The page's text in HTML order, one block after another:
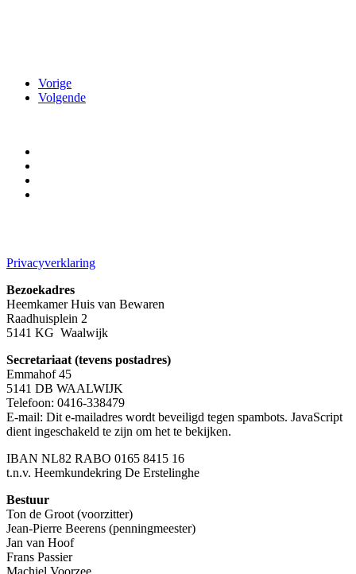
Vorige
Volgende
Privacyverklaring
Bezoekadres
Heemkamer Huis van Bewaren
Raadhuisplein 2
5141 KG Waalwijk
Secretariaat (tevens postadres)
Emmahof 45
5141 DB WAALWIJK
Telefoon: 0416-338479
E-mail: Dit e-mailadres wordt beveiligd tegen spambots. JavaScript
dient ingeschakeld te zijn om het te bekijken.
IBAN NL82 RABO 0165 8415 16
t.n.v. Heemkundekring De Erstelinghe
Bestuur
Ton de Groot (voorzitter)
Jean-Pierre Beerens (penningmeester)
Jan van Hoof
Frans Passier
Machiel Voorzee